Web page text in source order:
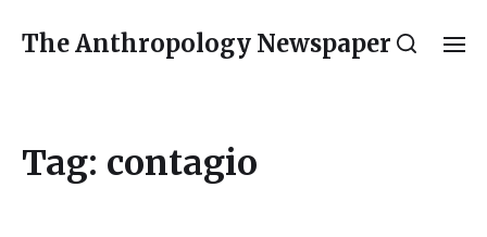
The Anthropology Newspaper
Tag: contagio